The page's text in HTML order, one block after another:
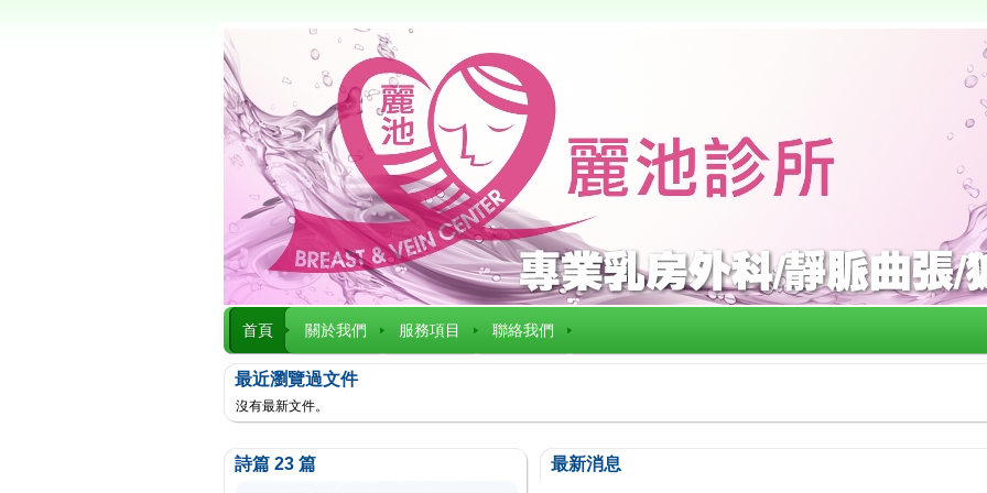
首頁 關於我們 服務項目 聯絡我們
最近瀏覽過文件
沒有最新文件。
詩篇 23 篇 最新消息